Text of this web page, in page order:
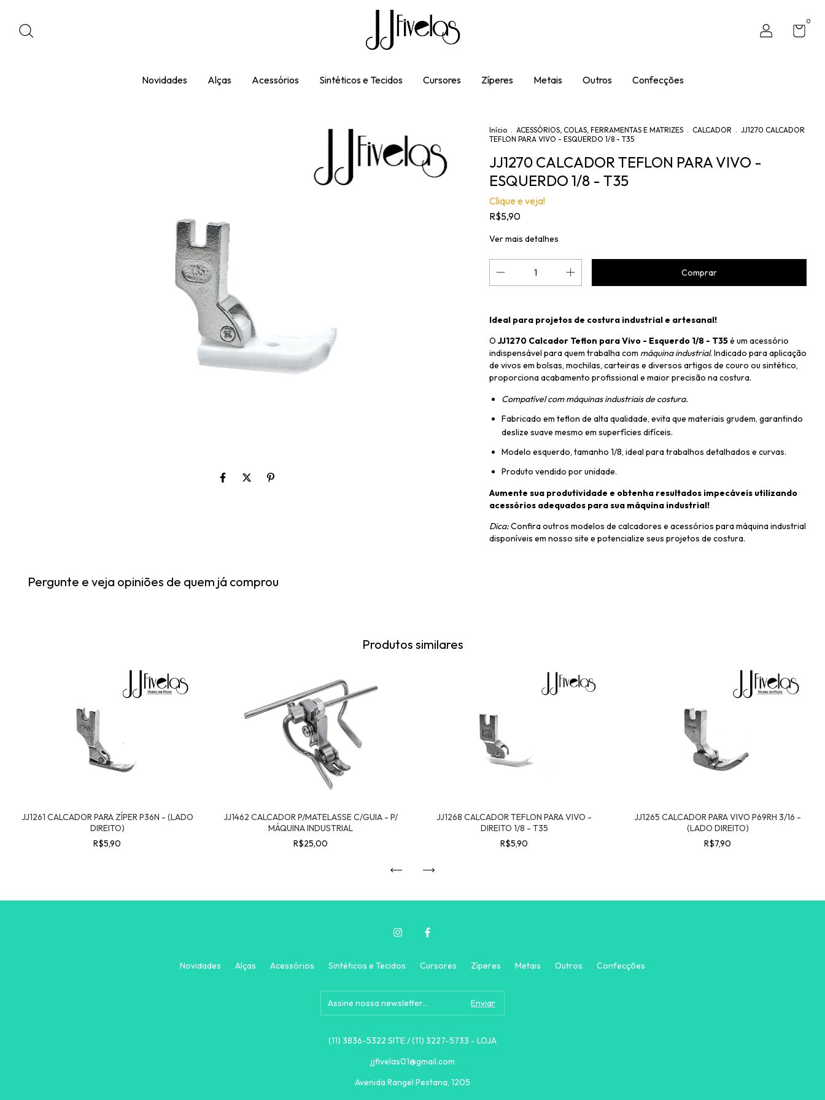
0
Novidades Alças Acessórios Sintéticos e Tecidos Cursores Zíperes Metais Outros Confecções
Início . ACESSÓRIOS, COLAS, FERRAMENTAS E MATRIZES . CALCADOR . JJ1270 CALCADOR
TEFLON PARA VIVO - ESQUERDO 1/8 - T35
JJ1270 CALCADOR TEFLON PARA VIVO -
ESQUERDO 1/8 - T35
Clique e veja!
R$5,90
Ver mais detalhes
Ideal para projetos de costura industrial e artesanal!
O JJ1270 Calcador Teflon para Vivo - Esquerdo 1/8 - T35é um acessório
indispensável para quem trabalha com máquina industrial. Indicado para aplicação
de vivos em bolsas, mochilas, carteiras e diversos artigos de couro ou sintético,
proporciona acabamento profissional e maior precisão na costura.
Compatível com máquinas industriais de costura.
Fabricado em teflon de alta qualidade, evita que materiais grudem, garantindo
deslize suave mesmo em superfícies difíceis.
Modelo esquerdo, tamanho 1/8, ideal para trabalhos detalhados e curvas.
Produto vendido por unidade.
Aumente sua produtividade e obtenha resultados impecáveis utilizando
acessórios adequados para sua máquina industrial!
Dica:Confira outros modelos de calcadores e acessórios para máquina industrial
disponíveis em nosso site e potencialize seus projetos de costura.
Pergunte e veja opiniões de quem já comprou
Produtos similares
JJ1261 CALCADOR PARA ZÍPER P36N - (LADO
DIREITO)
R$5,90
JJ1462 CALCADOR P/MATELASSE C/GUIA - P/
MÁQUINA INDUSTRIAL
R$25,00
JJ1268 CALCADOR TEFLON PARA VIVO -
DIREITO 1/8 - T35
R$5,90
JJ1265 CALCADOR PARA VIVO P69RH 3/16 -
(LADO DIREITO)
R$7,90
Novidades Alças Acessórios Sintéticos e Tecidos Cursores Zíperes Metais Outros Confecções
(11) 3836-5322 SITE / (11) 3227-5733 - LOJA
jjfivelas01@gmail.com
Avenida Rangel Pestana, 1205